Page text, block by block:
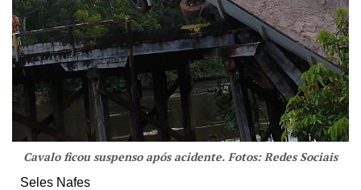
Cavalo ficou suspenso após acidente. Fotos: Redes Sociais
Seles Nafes